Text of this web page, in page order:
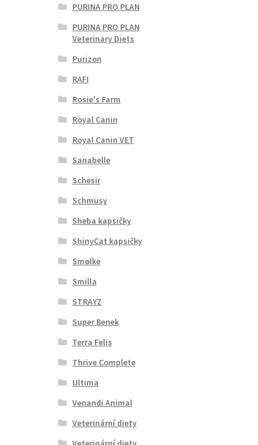
PURINA PRO PLAN
PURINA PRO PLAN
Veterinary Diets
Purizon
RAFI
Rosie's Farm
Royal Canin
Royal Canin VET
Sanabelle
Schesir
Schmusy
Sheba kapsičky
ShinyCat kapsičky
Smølke
Smilla
STRAYZ
Super Benek
Terra Felis
Thrive Complete
Ultima
Venandi Animal
Veterinární diety